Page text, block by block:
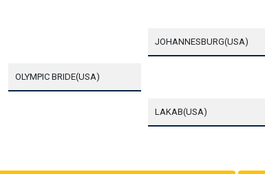
OLYMPIC BRIDE(USA)
JOHANNESBURG(USA)
LAKAB(USA)